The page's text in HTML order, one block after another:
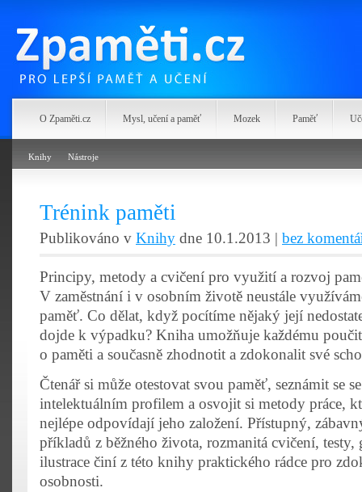
Zpaměti.cz
O Zpaměti.cz Mysl, učení a paměť Mozek Paměť
Knihy Nástroje
Trénink paměti
Publikováno v Knihy dne 10.1.2013 | bez
Principy, metody a cvičení pro využití a rozvoj
V zaměstnání i v osobním životě neustále
paměť. Co dělat, když pocítíme nějaký její
dojde k výpadku? Kniha umožňuje každému
o paměti a současně zhodnotit a zdokonalit své
Čtenář si může otestovat svou paměť, seznámit se
intelektuálním profilem a osvojit si metody práce,
nejlépe odpovídají jeho založení. Přístupný,
příkladů z běžného života, rozmanitá cvičení,
ilustrace činí z této knihy praktického rádce pro
osobnosti.